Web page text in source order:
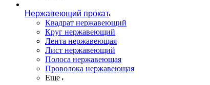
Нержавеющий прокат
Квадрат нержавеющий
Круг нержавеющий
Лента нержавеющая
Лист нержавеющий
Полоса нержавеющая
Проволока нержавеющая
Еще